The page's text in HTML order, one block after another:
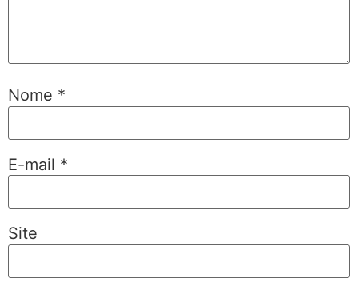
Nome *
E-mail *
Site